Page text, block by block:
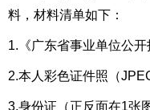
料，材料清单如下：
1.《广东省事业单位公开
2.本人彩色证件照（
3.身份证（正反面在1张